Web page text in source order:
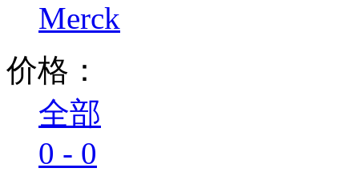
Merck
价格：
全部
0 - 0